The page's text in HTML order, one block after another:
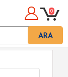
ARA
0